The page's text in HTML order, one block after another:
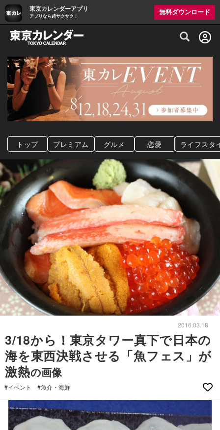
東京カレンダーアプリ
アプリなら超サクサク！
無料ダウンロード
グルメ情報・プレミアムレストラン予約
トップ プレミアム グルメ 恋愛 ライフスタ
2016.03.18
3/18から！東京タワー真下で日本の
海を東西決戦させる「魚フェス」が
激熱の画像
#イベント #魚介・海鮮